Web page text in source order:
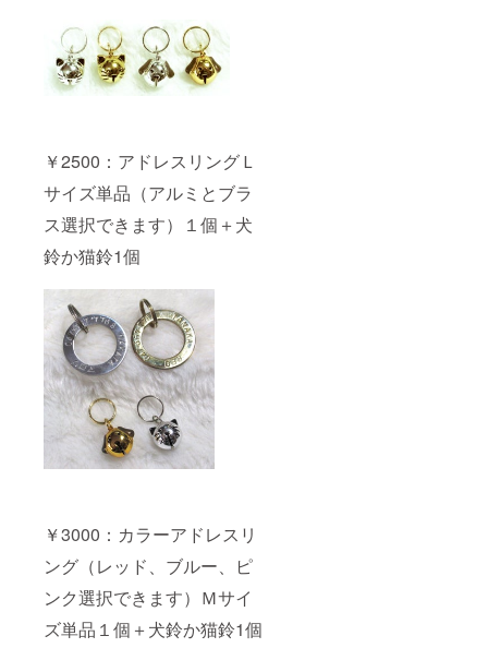
￥2500：アドレスリングＬ
サイズ単品（アルミとブラ
ス選択できます）１個＋犬
鈴か猫鈴1個
￥3000：カラーアドレスリ
ング（レッド、ブルー、ピ
ンク選択できます）Ｍサイ
ズ単品１個＋犬鈴か猫鈴1個